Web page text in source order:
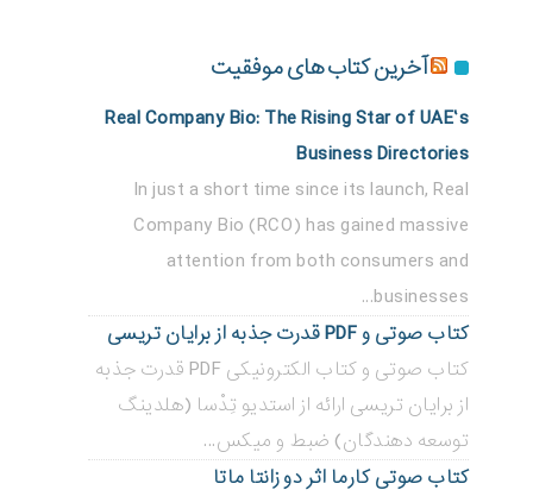
آخرین کتاب های موفقیت
Real Company Bio: The Rising Star of UAE’s
Business Directories
In just a short time since its launch, Real
Company Bio (RCO) has gained massive
attention from both consumers and
businesses...
کتاب صوتی و PDF قدرت جذبه از برایان تریسی
کتاب صوتی و کتاب الکترونیکی PDF قدرت جذبه
از برایان تریسی ارائه از استدیو تِدْسا (هلدینگ
توسعه دهندگان) ضبط و میکس...
کتاب صوتی کارما اثر دو زانتا ماتا